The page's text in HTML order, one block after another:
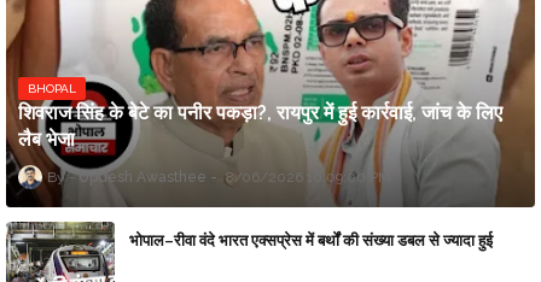
BHOPAL
शिवराज सिंह के बेटे का पनीर पकड़ा?, रायपुर में हुई कार्रवाई, जांच के लिए
लैब भेजा
Updesh Awasthee 8/06/2026 10:09:00 PM
भोपाल–रीवा वंदे भारत एक्सप्रेस में बर्थों की संख्या डबल से ज्यादा हुई